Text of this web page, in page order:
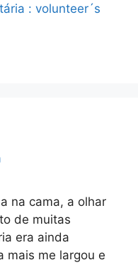
: volunteer´s
na cama, a olhar
de muitas
era ainda
mais me largou e